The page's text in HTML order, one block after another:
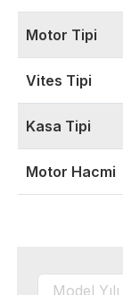
Motor Tipi
Vites Tipi
Kasa Tipi
Motor Hacmi